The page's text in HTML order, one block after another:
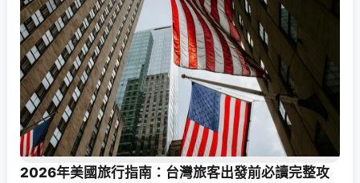
2026年美國旅行指南：台灣旅客出發前必讀完整攻